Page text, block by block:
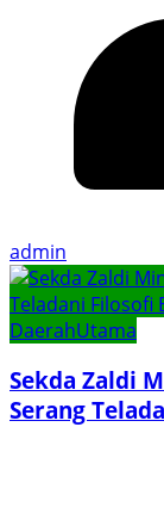
admin
DaerahUtama
Sekda Zaldi
Serang